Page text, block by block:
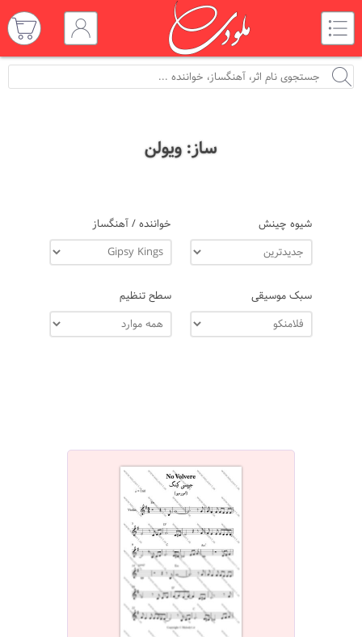
ساز: ویولن
شیوه چینش خواننده / آهنگساز
سبک موسیقی سطح تنظیم